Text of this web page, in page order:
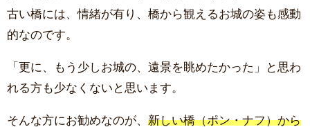
古い橋には、情緒が有り、橋から観えるお城の姿も感動
的なのです。
「更に、もう少しお城の、遠景を眺めたかった」と思わ
れる方も少なくないと思います。
そんな方にお勧めなのが、 新しい橋（ポン・ナフ）から